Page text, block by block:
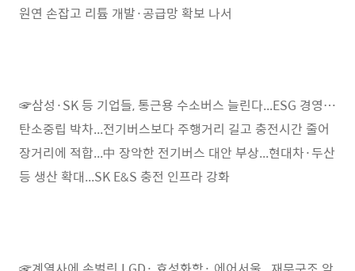
원연 손잡고 리튬 개발·공급망 확보 나서
☞삼성·SK 등 기업들, 통근용 수소버스 늘린다...ESG 경영…
탄소중립 박차...전기버스보다 주행거리 길고 충전시간 줄어
장거리에 적합...中 장악한 전기버스 대안 부상...현대차·두산
등 생산 확대...SK E&S 충전 인프라 강화